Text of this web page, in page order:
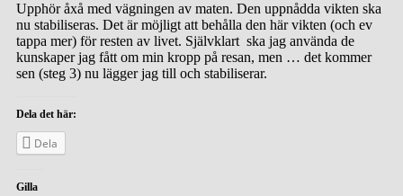
Upphör åxå med vägningen av maten. Den uppnådda vikten ska
nu stabiliseras. Det är möjligt att behålla den här vikten (och ev
tappa mer) för resten av livet. Självklart ska jag använda de
kunskaper jag fått om min kropp på resan, men … det kommer
sen (steg 3) nu lägger jag till och stabiliserar.
Dela det här:
Dela
Gilla